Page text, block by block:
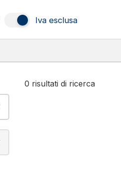
Iva esclusa
0 risultati di ricerca